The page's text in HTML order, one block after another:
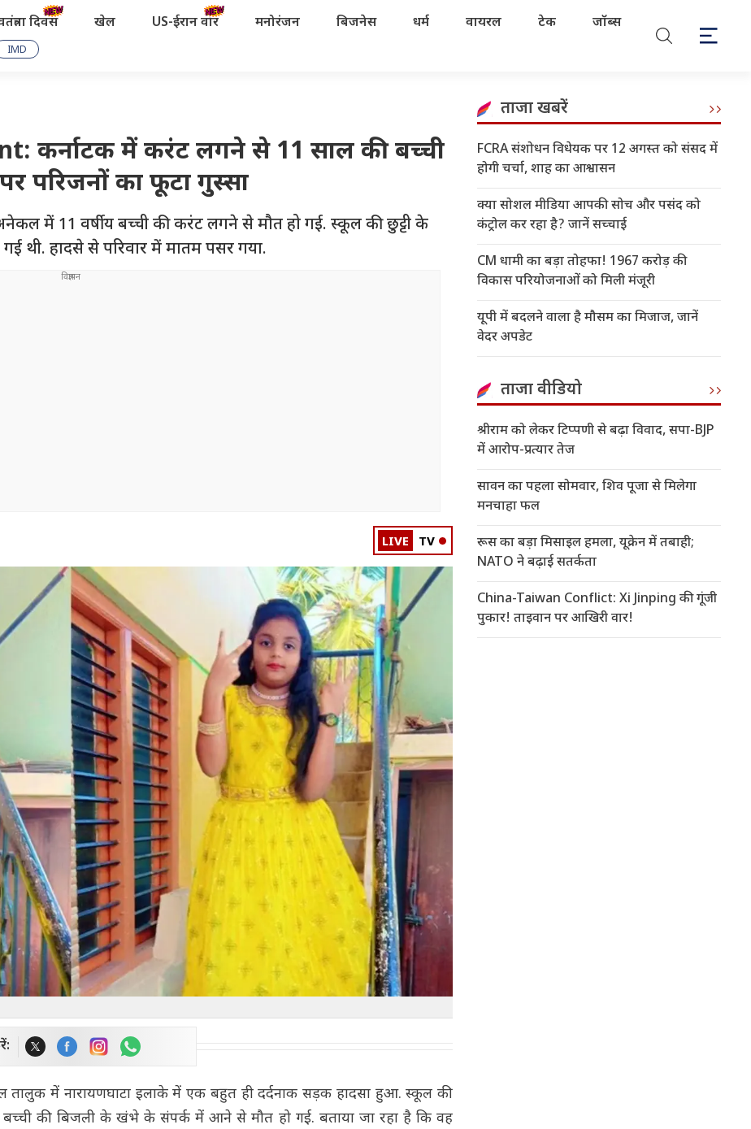
दिवस खेल US-ईरान वॉर मनोरंजन बिजनेस धर्म वायरल टेक जॉब्स
IMD
कर्नाटक में करंट लगने से 11 साल की बच्ची
परिजनों का फूटा गुस्सा
में 11 वर्षीय बच्ची की करंट लगने से मौत हो गई. स्कूल की छुट्टी के
थी. हादसे से परिवार में मातम पसर गया.
LIVE TV
में नारायणघाटा इलाके में एक बहुत ही दर्दनाक सड़क हादसा हुआ. स्कूल की
बच्ची की बिजली के खंभे के संपर्क में आने से मौत हो गई. बताया जा रहा है कि वह
ताजा खबरें
FCRA संशोधन विधेयक पर 12 अगस्त को संसद में
होगी चर्चा, शाह का आश्वासन
क्या सोशल मीडिया आपकी सोच और पसंद को
कंट्रोल कर रहा है? जानें सच्चाई
CM धामी का बड़ा तोहफा! 1967 करोड़ की
विकास परियोजनाओं को मिली मंजूरी
यूपी में बदलने वाला है मौसम का मिजाज, जानें
वेदर अपडेट
ताजा वीडियो
श्रीराम को लेकर टिप्पणी से बढ़ा विवाद, सपा-BJP
में आरोप-प्रत्यार तेज
सावन का पहला सोमवार, शिव पूजा से मिलेगा
मनचाहा फल
रूस का बड़ा मिसाइल हमला, यूक्रेन में तबाही;
NATO ने बढ़ाई सतर्कता
China-Taiwan Conflict: Xi Jinping की गूंजी
पुकार! ताइवान पर आखिरी वार!